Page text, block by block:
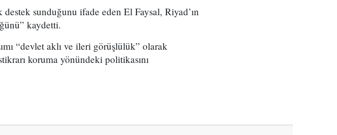
sunduğunu ifade eden El Faysal, Riyad’ın
kaydetti.
“devlet aklı ve ileri görüşlülük” olarak
koruma yönündeki politikasını